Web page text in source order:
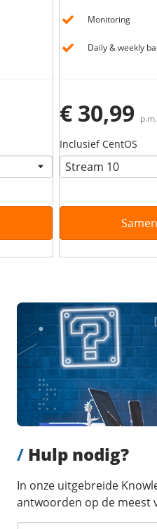
Monitoring
Daily & weekly
€ 30,99 p.m.
Inclusief CentOS
/ Hulp nodig?
In onze uitgebreide
antwoorden op de meest